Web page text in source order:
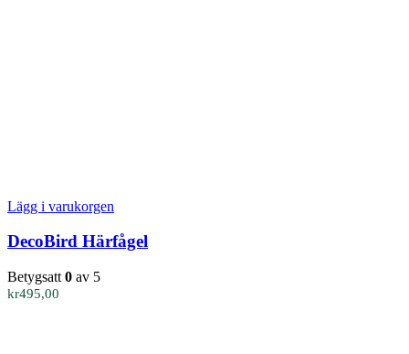
Lägg i varukorgen
DecoBird Härfågel
Betygsatt 0 av 5
kr495,00